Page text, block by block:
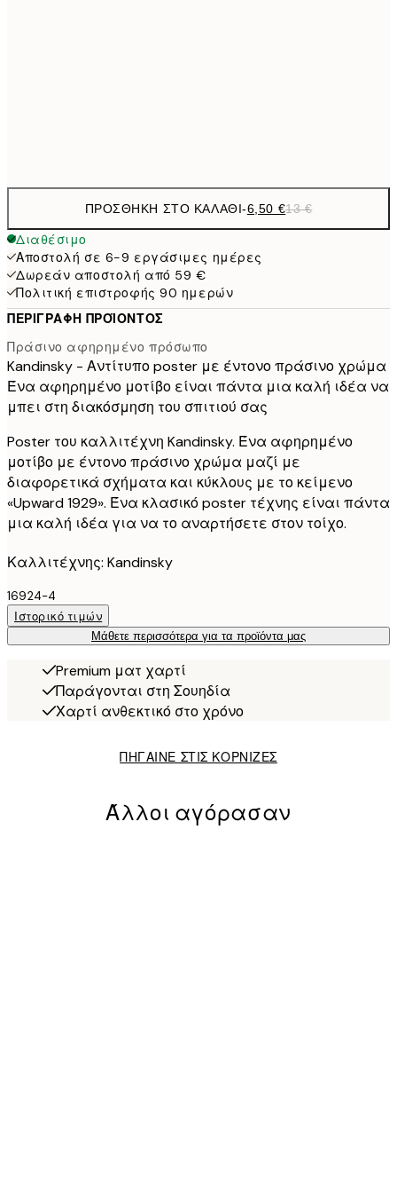
ΠΡΟΣΘΉΚΗ ΣΤΟ ΚΑΛΆΘΙ-6,50 €13 €
Διαθέσιμο
Αποστολή σε 6-9 εργάσιμες ημέρες
Δωρεάν αποστολή από 59 €
Πολιτική επιστροφής 90 ημερών
ΠΕΡΙΓΡΑΦΉ ΠΡΟΪΌΝΤΟΣ
Πράσινο αφηρημένο πρόσωπο
Kandinsky - Αντίτυπο poster με έντονο πράσινο χρώμα
Ένα αφηρημένο μοτίβο είναι πάντα μια καλή ιδέα να
μπει στη διακόσμηση του σπιτιού σας
Poster του καλλιτέχνη Kandinsky. Ένα αφηρημένο
μοτίβο με έντονο πράσινο χρώμα μαζί με
διαφορετικά σχήματα και κύκλους με το κείμενο
«Upward 1929». Ένα κλασικό poster τέχνης είναι πάντα
μια καλή ιδέα για να το αναρτήσετε στον τοίχο.
Καλλιτέχνης: Kandinsky
16924-4
Ιστορικό τιμών
Μάθετε περισσότερα για τα προϊόντα μας
Premium ματ χαρτί
Παράγονται στη Σουηδία
Χαρτί ανθεκτικό στο χρόνο
ΠΗΓΑΙΝΕ ΣΤΙΣ ΚΟΡΝΙΖΕΣ
Άλλοι αγόρασαν